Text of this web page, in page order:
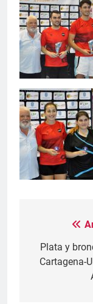
de
entradas
Plata y
Cartagena-